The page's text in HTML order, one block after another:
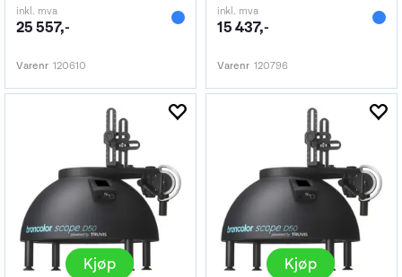
inkl. mva
25 557,-
Varenr 120610
inkl. mva
15 437,-
Varenr 120796
Kjøp Kjøp